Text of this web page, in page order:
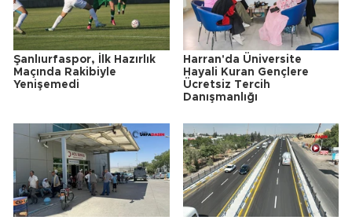
Şanlıurfaspor, İlk Hazırlık
Maçında Rakibiyle
Yenişemedi
Harran'da Üniversite
Hayali Kuran Gençlere
Ücretsiz Tercih
Danışmanlığı